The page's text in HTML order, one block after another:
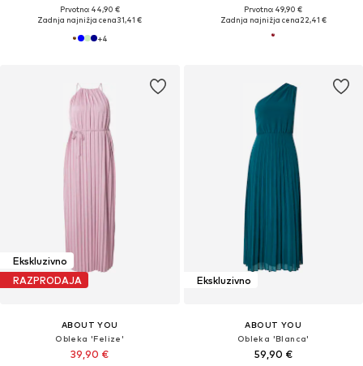
Prvotno: 44,90 €
Zadnja najnižja cena31,41 €
+4
Prvotno: 49,90 €
Zadnja najnižja cena22,41 €
Ekskluzivno
RAZPRODAJA
ABOUT YOU
Obleka 'Felize'
39,90 €
Ekskluzivno
ABOUT YOU
Obleka 'Blanca'
59,90 €